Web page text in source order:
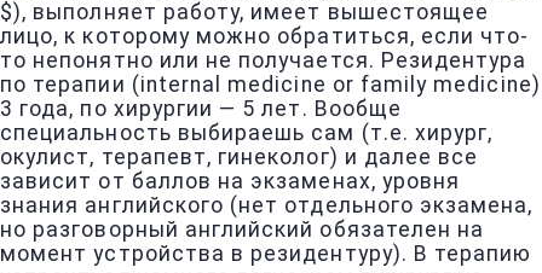
$), выполняет работу, имеет вышестоящее
лицо, к которому можно обратиться, если что-
то непонятно или не получается. Резидентура
по терапии (internal medicine or family medicine)
3 года, по хирургии — 5 лет. Вообще
специальность выбираешь сам (т.е. хирург,
окулист, терапевт, гинеколог) и далее все
зависит от баллов на экзаменах, уровня
знания английского (нет отдельного экзамена,
но разговорный английский обязателен на
момент устройства в резидентуру). В терапию